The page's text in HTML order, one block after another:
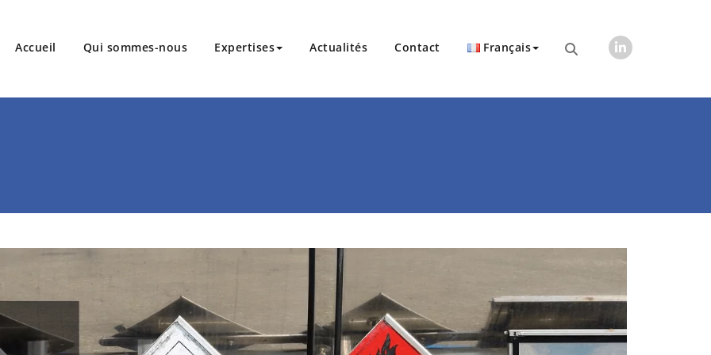
Accueil Qui sommes-nous Expertises Actualités Contact Français